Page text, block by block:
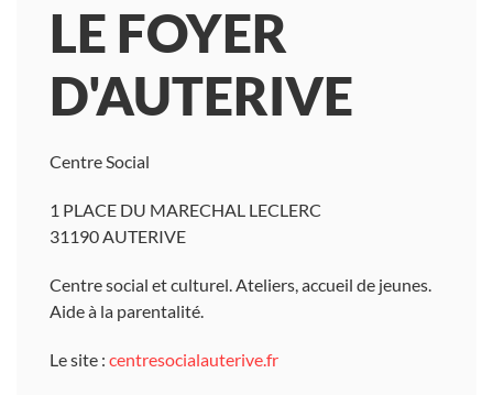
LE FOYER
D'AUTERIVE
Centre Social
1 PLACE DU MARECHAL LECLERC
31190 AUTERIVE
Centre social et culturel. Ateliers, accueil de jeunes.
Aide à la parentalité.
Le site : centresocialauterive.fr